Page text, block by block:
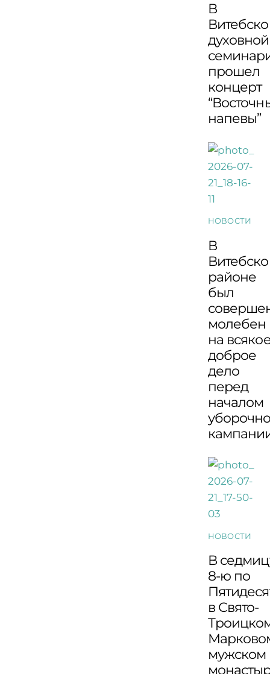
В
духовной
прошел
концерт
напевы”
НОВОСТИ
В
районе
был
молебен
на
доброе
дело
перед
началом
НОВОСТИ
В
8-ю по
в Свято-
мужском